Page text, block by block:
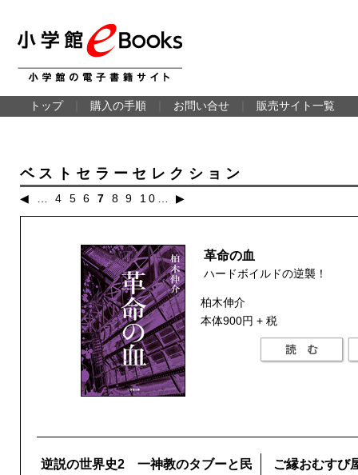
トップ 購入の手順 お問い合せ 販売サイト一覧
ベストセラーセレクション
◀ …4 5 6 7 8 9 10 …▶
革命の血
ハードボイルドの逆襲！
柏木伸介
本体900円 + 税
逆説の世界史2 一神教のタブーと民
ご縁おむす